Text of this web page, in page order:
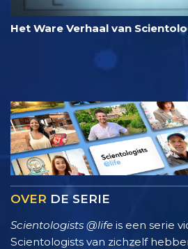
Het Ware Verhaal van
OVER DE SERIE
Scientologists @life is een serie
Scientologists van zichzelf